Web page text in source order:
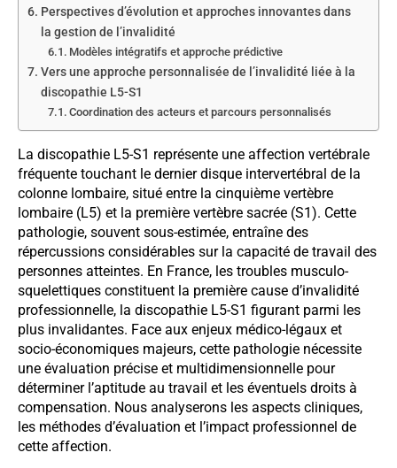
Perspectives d’évolution et approches innovantes dans
la gestion de l’invalidité
Modèles intégratifs et approche prédictive
Vers une approche personnalisée de l’invalidité liée à la
discopathie L5-S1
Coordination des acteurs et parcours personnalisés
La discopathie L5-S1 représente une affection vertébrale
fréquente touchant le dernier disque intervertébral de la
colonne lombaire, situé entre la cinquième vertèbre
lombaire (L5) et la première vertèbre sacrée (S1). Cette
pathologie, souvent sous-estimée, entraîne des
répercussions considérables sur la capacité de travail des
personnes atteintes. En France, les troubles musculo-
squelettiques constituent la première cause d’invalidité
professionnelle, la discopathie L5-S1 figurant parmi les
plus invalidantes. Face aux enjeux médico-légaux et
socio-économiques majeurs, cette pathologie nécessite
une évaluation précise et multidimensionnelle pour
déterminer l’aptitude au travail et les éventuels droits à
compensation. Nous analyserons les aspects cliniques,
les méthodes d’évaluation et l’impact professionnel de
cette affection.